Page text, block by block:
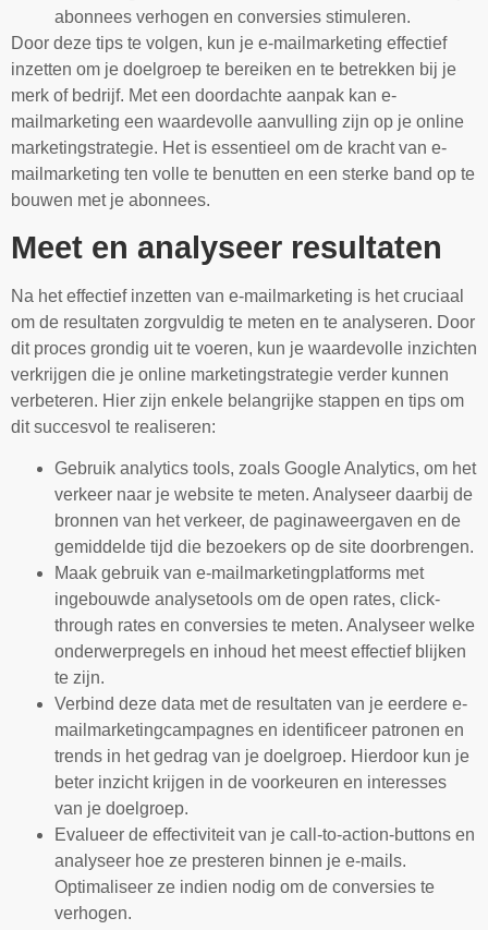
abonnees verhogen en conversies stimuleren.
Door deze tips te volgen, kun je e-mailmarketing effectief
inzetten om je doelgroep te bereiken en te betrekken bij je
merk of bedrijf. Met een doordachte aanpak kan e-
mailmarketing een waardevolle aanvulling zijn op je online
marketingstrategie. Het is essentieel om de kracht van e-
mailmarketing ten volle te benutten en een sterke band op te
bouwen met je abonnees.
Meet en analyseer resultaten
Na het effectief inzetten van e-mailmarketing is het cruciaal
om de resultaten zorgvuldig te meten en te analyseren. Door
dit proces grondig uit te voeren, kun je waardevolle inzichten
verkrijgen die je online marketingstrategie verder kunnen
verbeteren. Hier zijn enkele belangrijke stappen en tips om
dit succesvol te realiseren:
Gebruik analytics tools, zoals Google Analytics, om het
verkeer naar je website te meten. Analyseer daarbij de
bronnen van het verkeer, de paginaweergaven en de
gemiddelde tijd die bezoekers op de site doorbrengen.
Maak gebruik van e-mailmarketingplatforms met
ingebouwde analysetools om de open rates, click-
through rates en conversies te meten. Analyseer welke
onderwerpregels en inhoud het meest effectief blijken
te zijn.
Verbind deze data met de resultaten van je eerdere e-
mailmarketingcampagnes en identificeer patronen en
trends in het gedrag van je doelgroep. Hierdoor kun je
beter inzicht krijgen in de voorkeuren en interesses
van je doelgroep.
Evalueer de effectiviteit van je call-to-action-buttons en
analyseer hoe ze presteren binnen je e-mails.
Optimaliseer ze indien nodig om de conversies te
verhogen.